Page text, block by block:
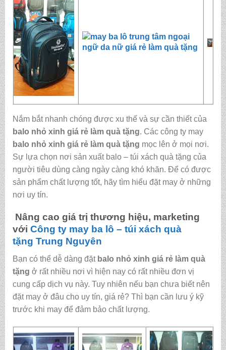
Nắm bắt nhanh chóng được xu thế và sự cần thiết của
balo nhỏ xinh giá rẻ làm quà tặng. Các công ty may
balo nhỏ xinh giá rẻ làm quà tặng mọc lên ở mọi nơi.
Sự lựa chọn nơi sản xuất balo – túi xách quà tặng của
người tiêu dùng càng ngày càng khó khăn. Để có được
sản phẩm chất lượng tốt, hãy tìm hiểu đặt may ở những
nơi uy tín.
Nâng cao giá trị thương hiệu, marketing
với Công ty may ba lô – túi xách quà
tặng Trung Nguyên
Bạn có thể dễ dàng đặt balo nhỏ xinh giá rẻ làm quà
tặng ở rất nhiều nơi vì hiện nay có rất nhiều đơn vị
cung cấp dịch vụ này. Tuy nhiên nếu bạn chưa biết nên
đặt may ở đâu cho uy tín, giá rẻ? Thì bạn cần lưu ý kỹ
trước khi may để đảm bảo chất lượng.